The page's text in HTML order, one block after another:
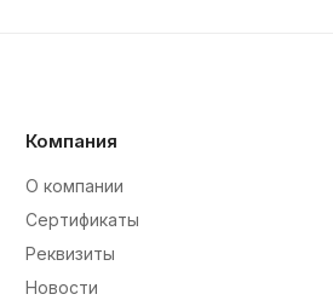
Компания
О компании
Сертификаты
Реквизиты
Новости